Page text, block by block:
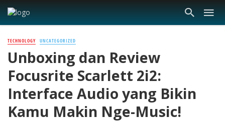
TECHNOLOGY UNCATEGORIZED
Unboxing dan Review
Focusrite Scarlett 2i2:
Interface Audio yang Bikin
Kamu Makin Nge-Music!